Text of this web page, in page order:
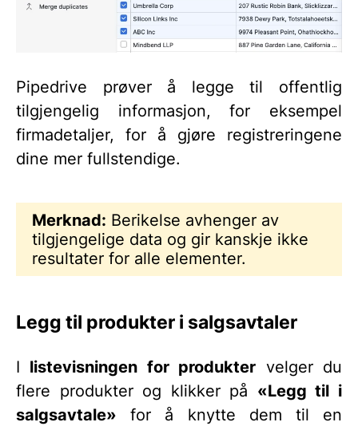
Pipedrive prøver å legge til offentlig
tilgjengelig informasjon, for eksempel
firmadetaljer, for å gjøre registreringene
dine mer fullstendige.
Merknad: Berikelse avhenger av
tilgjengelige data og gir kanskje ikke
resultater for alle elementer.
Legg til produkter i salgsavtaler
I listevisningen for produkter velger du
flere produkter og klikker på «Legg til i
salgsavtale» for å knytte dem til en